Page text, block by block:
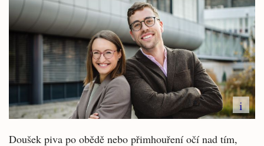
i
Doušek piva po obědě nebo přimhouření očí nad tím,